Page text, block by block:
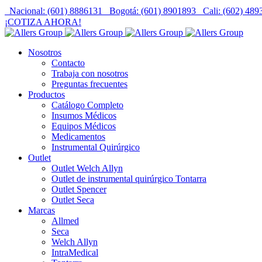
Nacional: (601) 8886131 Bogotá: (601) 8901893 Cali: (602)
¡COTIZA AHORA!
Nosotros
Contacto
Trabaja con nosotros
Preguntas frecuentes
Productos
Catálogo Completo
Insumos Médicos
Equipos Médicos
Medicamentos
Instrumental Quirúrgico
Outlet
Outlet Welch Allyn
Outlet de instrumental quirúrgico Tontarra
Outlet Spencer
Outlet Seca
Marcas
Allmed
Seca
Welch Allyn
IntraMedical